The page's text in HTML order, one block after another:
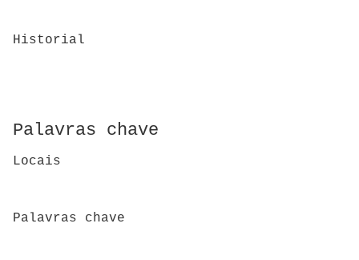
Historial
Palavras chave
Locais
Palavras chave